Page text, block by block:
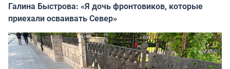
Галина Быстрова: «Я дочь фронтовиков, которые
приехали осваивать Север»